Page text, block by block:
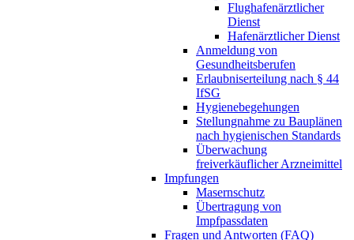
Flughafenärztlicher
Dienst​
Hafenärztlicher Dienst
Anmeldung von
Gesundheitsberufen
Erlaubniserteilung nach § 44
IfSG
Hygienebegehungen
Stellungnahme zu Bauplänen
nach hygienischen Standards
Überwachung
freiverkäuflicher Arzneimittel
Impfungen
Masernschutz
Übertragung von
Impfpassdaten
Fragen und Antworten (FAQ)